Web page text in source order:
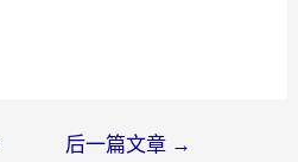
后一篇文章 →